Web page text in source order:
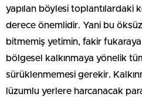
yapılan böylesi toplantılardaki
derece önemlidir. Yani bu
bitmemiş yetimin, fakir
bölgesel kalkınmaya yönelik
sürüklenmemesi gerekir.
lüzumlu yerlere harcanacak